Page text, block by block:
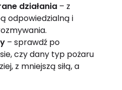
działania – z
odpowiedzialną i
– sprawdź po
czy dany typ pożaru
z mniejszą siłą, a